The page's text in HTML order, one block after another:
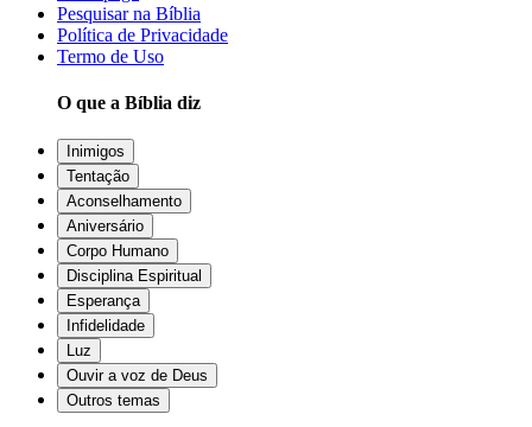
Pesquisar na Bíblia
Política de Privacidade
Termo de Uso
O que a Bíblia diz
Inimigos
Tentação
Aconselhamento
Aniversário
Corpo Humano
Disciplina Espiritual
Esperança
Infidelidade
Luz
Ouvir a voz de Deus
Outros temas